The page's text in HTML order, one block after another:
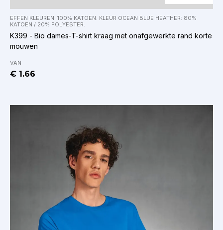
EFFEN KLEUREN: 100% KATOEN. KLEUR OCEAN BLUE HEATHER: 80%
KATOEN / 20% POLYESTER.
K399 - Bio dames-T-shirt kraag met onafgewerkte rand korte
mouwen
VAN
€ 1.66